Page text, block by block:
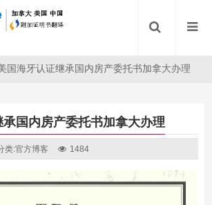
国海牙认证继承国内房产委托书加拿大办理
国内房产委托书加拿大办理
类:官方博客 1484